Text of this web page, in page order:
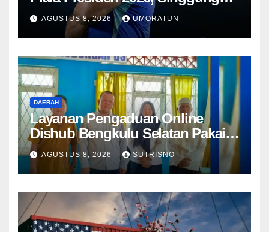
Aturan FIFA soal Recovery 72
Jam
AGUSTUS 8, 2026 UMORATUN
DAERAH
Layanan Pengaduan Online
Dishub Bengkulu Selatan Pakai
QR Code untuk Lapor Rambu
Rusak hingga Parkir Liar
AGUSTUS 8, 2026 SUTRISNO